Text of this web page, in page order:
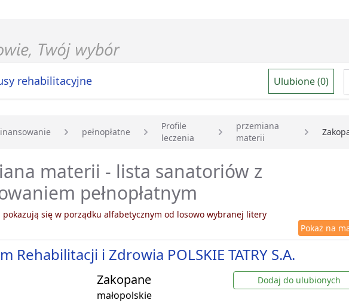
rehabilitacyjne Ulubione (0)
pełnopłatne
Profile
leczenia
przemiana
materii
materii - lista sanatoriów z
pełnopłatnym
pokazują się w porządku alfabetycznym od losowo wybranej litery
Pokaż na
Rehabilitacji i Zdrowia POLSKIE TATRY S.A.
Zakopane
małopolskie
Dodaj do ulubionych